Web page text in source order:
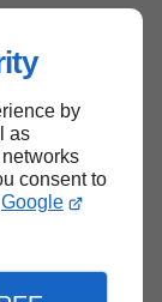
by
as
consent to
Google